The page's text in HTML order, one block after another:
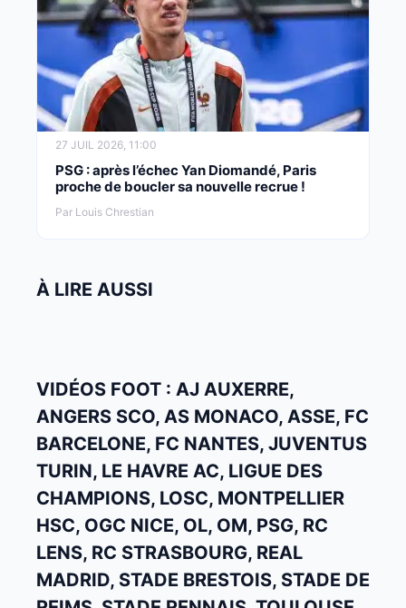
27 JUIL 2026, 11:00
PSG : après l’échec Yan Diomandé, Paris
proche de boucler sa nouvelle recrue !
Par Louis Chrestian
À LIRE AUSSI
VIDÉOS FOOT : AJ AUXERRE,
ANGERS SCO, AS MONACO, ASSE, FC
BARCELONE, FC NANTES, JUVENTUS
TURIN, LE HAVRE AC, LIGUE DES
CHAMPIONS, LOSC, MONTPELLIER
HSC, OGC NICE, OL, OM, PSG, RC
LENS, RC STRASBOURG, REAL
MADRID, STADE BRESTOIS, STADE DE